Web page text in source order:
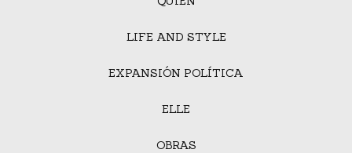
LIFE AND STYLE
EXPANSIÓN POLÍTICA
ELLE
OBRAS